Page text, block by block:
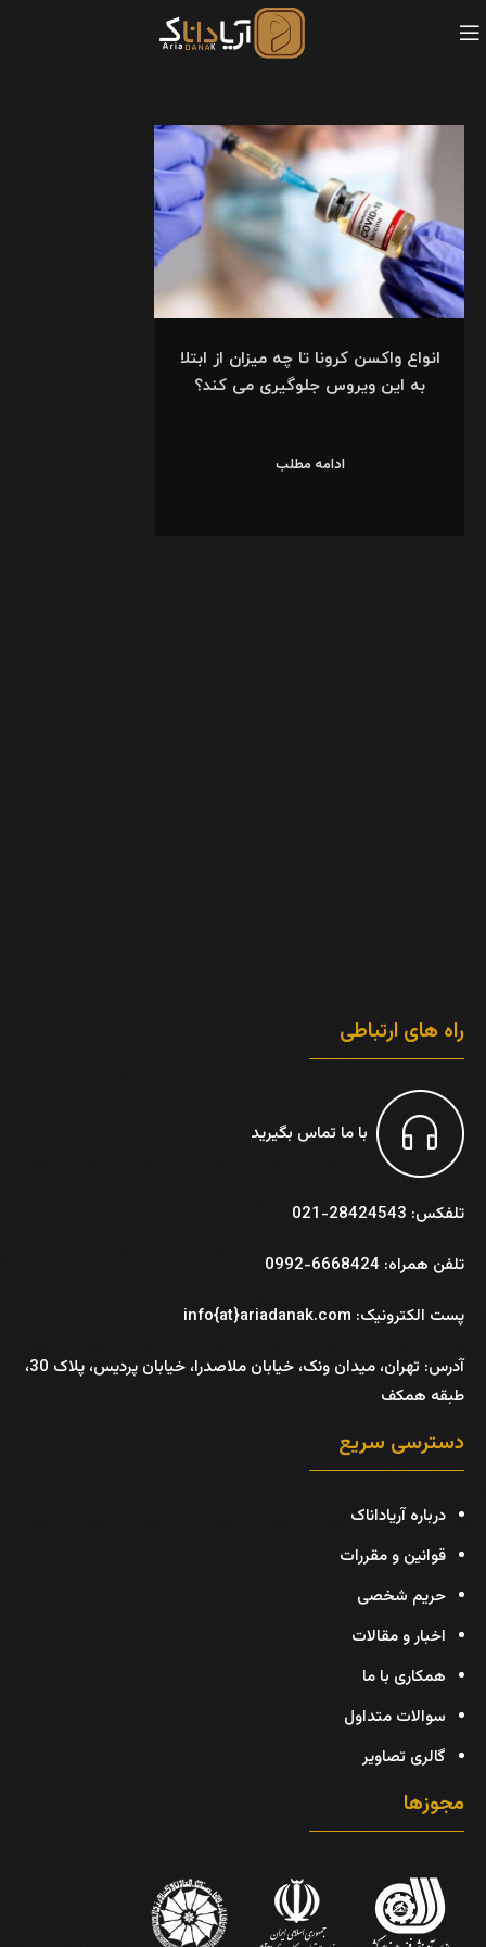
انواع واکسن کرونا تا چه میزان از ابتلا
به این ویروس جلوگیری می کند؟
ادامه مطلب
راه های ارتباطی
با ما تماس بگیرید
تلفکس: 28424543-021
تلفن همراه: 6668424-0992
پست الکترونیک: info{at}ariadanak.com
آدرس:
تهران، میدان ونک، خیابان ملاصدرا، خیابان پردیس، پلاک 30،
طبقه همکف
دسترسی سریع
درباره آریاداناک
قوانین و مقررات
حریم شخصی
اخبار و مقالات
همکاری با ما
سوالات متداول
گالری تصاویر
مجوزها